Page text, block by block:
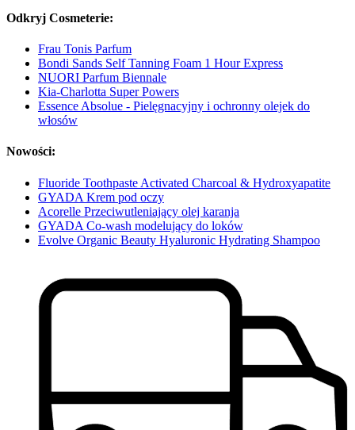
Odkryj Cosmeterie:
Frau Tonis Parfum
Bondi Sands Self Tanning Foam 1 Hour Express
NUORI Parfum Biennale
Kia-Charlotta Super Powers
Essence Absolue - Pielęgnacyjny i ochronny olejek do
włosów
Nowości:
Fluoride Toothpaste Activated Charcoal & Hydroxyapatite
GYADA Krem pod oczy
Acorelle Przeciwutleniający olej karanja
GYADA Co-wash modelujący do loków
Evolve Organic Beauty Hyaluronic Hydrating Shampoo